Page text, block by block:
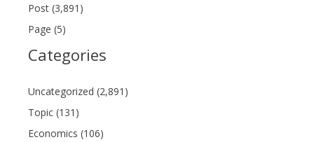
Post (3,891)
Page (5)
Categories
Uncategorized (2,891)
Topic (131)
Economics (106)